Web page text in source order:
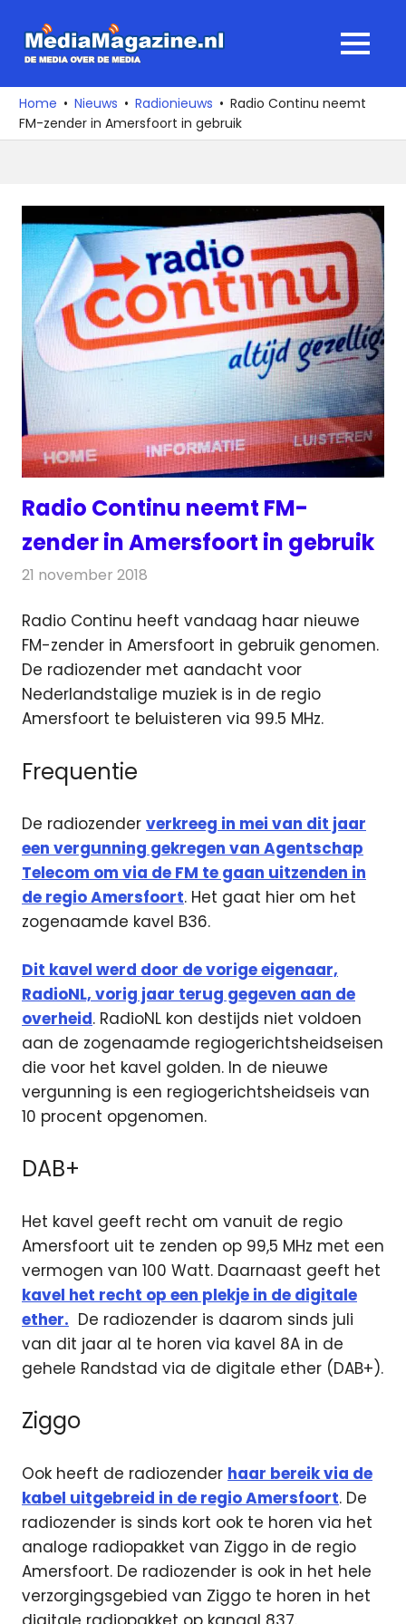
naar
media
over
de
MENU
Home Nieuws Radionieuws
Radio Continu neemt
FM-zender in Amersfoort in gebruik
Radio Continu neemt FM-
zender in Amersfoort in gebruik
21 november 2018
Radio Continu heeft vandaag haar nieuwe
FM-zender in Amersfoort in gebruik genomen.
De radiozender met aandacht voor
Nederlandstalige muziek is in de regio
Amersfoort te beluisteren via 99.5 MHz.
Frequentie
De radiozender verkreeg in mei van dit jaar
een vergunning gekregen van Agentschap
Telecom om via de FM te gaan uitzenden in
de regio Amersfoort. Het gaat hier om het
zogenaamde kavel B36.
Dit kavel werd door de vorige eigenaar,
RadioNL, vorig jaar terug gegeven aan de
overheid. RadioNL kon destijds niet voldoen
aan de zogenaamde regiogerichtsheidseisen
die voor het kavel golden. In de nieuwe
vergunning is een regiogerichtsheidseis van
10 procent opgenomen.
DAB+
Het kavel geeft recht om vanuit de regio
Amersfoort uit te zenden op 99,5 MHz met een
vermogen van 100 Watt. Daarnaast geeft het
kavel het recht op een plekje in de digitale
ether. De radiozender is daarom sinds juli
van dit jaar al te horen via kavel 8A in de
gehele Randstad via de digitale ether (DAB+).
Ziggo
Ook heeft de radiozender haar bereik via de
kabel uitgebreid in de regio Amersfoort. De
radiozender is sinds kort ook te horen via het
analoge radiopakket van Ziggo in de regio
Amersfoort. De radiozender is ook in het hele
verzorgingsgebied van Ziggo te horen in het